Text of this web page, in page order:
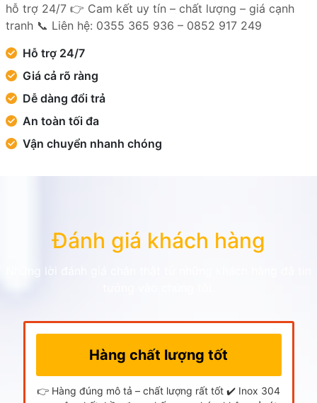
hỗ trợ 24/7 👉 Cam kết uy tín – chất lượng – giá cạnh
tranh 📞 Liên hệ: 0355 365 936 – 0852 917 249
Hỗ trợ 24/7
Giá cả rõ ràng
Dễ dàng đổi trả
An toàn tối đa
Vận chuyển nhanh chóng
Đánh giá khách hàng
Những lời đánh giá chân thật từ những khách hàng đã tin
Hàng chất lượng tốt
👉 Hàng đúng mô tả – chất lượng rất tốt ✔️ Inox 304